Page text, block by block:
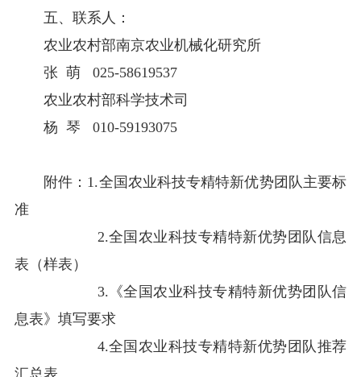
五、联系人 ：
农业农村部南京农业机械化研究所
张 萌 025-58619537
农业农村部科学技术司
杨 琴 010-59193075
附件：1.全国农业科技专精特新优势团队主要标
准
2.全国农业科技专精特新优势团队信息
表（样表）
3.《全国农业科技专精特新优势团队信
息表》填写要求
4.全国农业科技专精特新优势团队推荐